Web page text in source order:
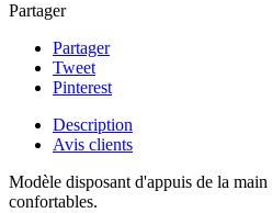
Partager
Partager
Tweet
Pinterest
Description
Avis clients
Modèle disposant d'appuis de la
confortables.